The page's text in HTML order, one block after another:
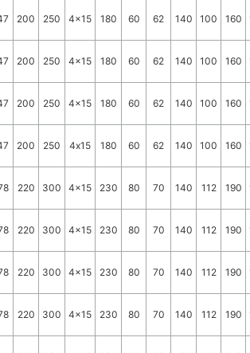
200 250 4x15 180 60 62 140 100 160
200 250 4x15 180 60 62 140 100 160
200 250 4x15 180 60 62 140 100 160
200 250 4х15 180 60 62 140 100 160
220 300 4x15 230 80 70 140 112 190
220 300 4x15 230 80 70 140 112 190
220 300 4x15 230 80 70 140 112 190
220 300 4x15 230 80 70 140 112 190